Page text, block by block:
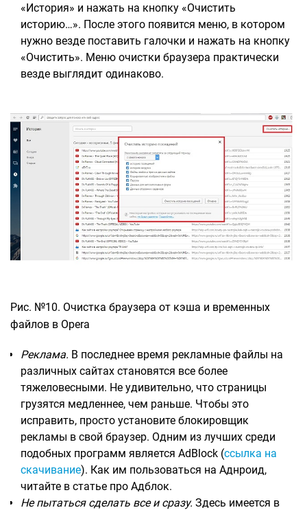
«История» и нажать на кнопку «Очистить
историю…». После этого появится меню, в котором
нужно везде поставить галочки и нажать на кнопку
«Очистить». Меню очистки браузера практически
везде выглядит одинаково.
Рис. №10. Очистка браузера от кэша и временных
файлов в Opera
Реклама. В последнее время рекламные файлы на
различных сайтах становятся все более
тяжеловесными. Не удивительно, что страницы
грузятся медленнее, чем раньше. Чтобы это
исправить, просто установите блокировщик
рекламы в свой браузер. Одним из лучших среди
подобных программ является AdBlock (ссылка на
скачивание). Как им пользоваться на Аднроид,
читайте в статье про Адблок.
Не пытаться сделать все и сразу. Здесь имеется в